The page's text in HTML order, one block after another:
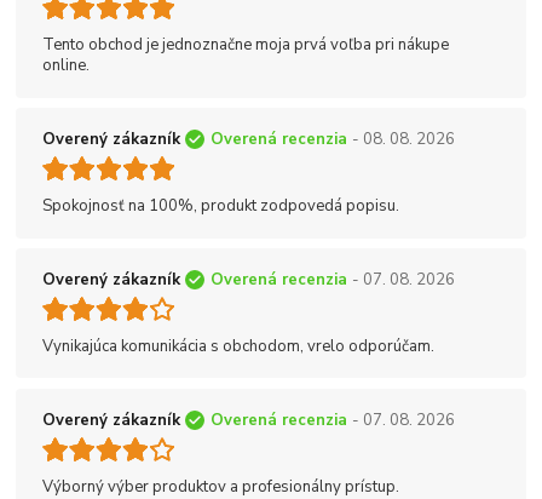
Tento obchod je jednoznačne moja prvá voľba pri nákupe
online.
Overený zákazník Overená recenzia - 08. 08. 2026
Spokojnosť na 100%, produkt zodpovedá popisu.
Overený zákazník Overená recenzia - 07. 08. 2026
Vynikajúca komunikácia s obchodom, vrelo odporúčam.
Overený zákazník Overená recenzia - 07. 08. 2026
Výborný výber produktov a profesionálny prístup.